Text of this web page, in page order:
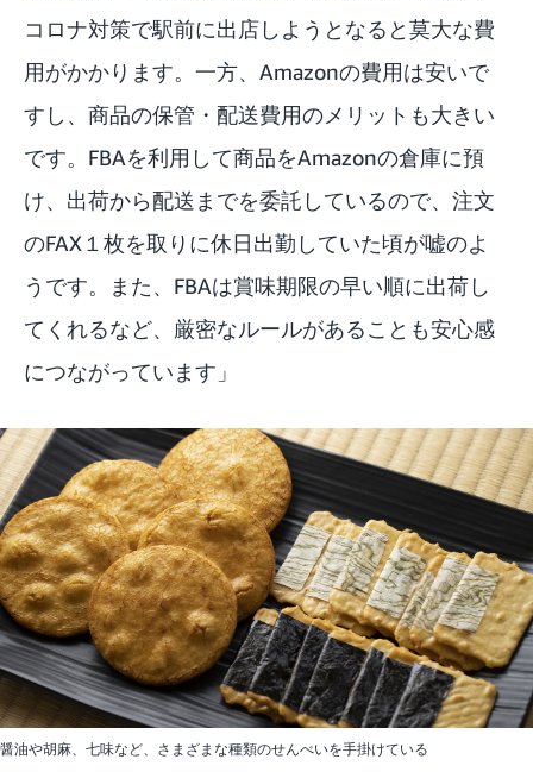
コロナ対策で駅前に出店しようとなると莫大な費
用がかかります。一方、Amazonの費用は安いで
すし、商品の保管・配送費用のメリットも大きい
です。FBAを利用して商品をAmazonの倉庫に預
け、出荷から配送までを委託しているので、注文
のFAX１枚を取りに休日出勤していた頃が嘘のよ
うです。また、FBAは賞味期限の早い順に出荷し
てくれるなど、厳密なルールがあることも安心感
につながっています」
醤油や胡麻、七味など、さまざまな種類のせんべいを手掛けている